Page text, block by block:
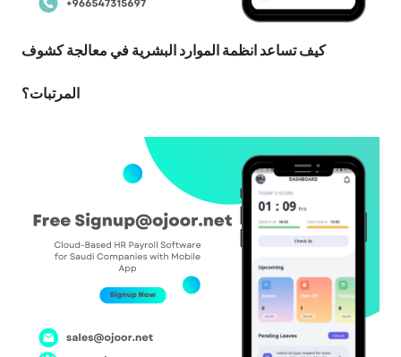
كيف تساعد انظمة الموارد البشرية في معالجة كشوف
المرتبات؟